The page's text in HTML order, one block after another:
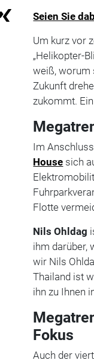
Seien Sie
Um kurz vor
„Helikopter-
weiß, worum
Zukunft
zukommt.
Im
House sich
Flotte
Nils Ohldag
ihm darüber,
wir Nils
Thailand ist
ihn zu Ihnen
Fokus
Auch der